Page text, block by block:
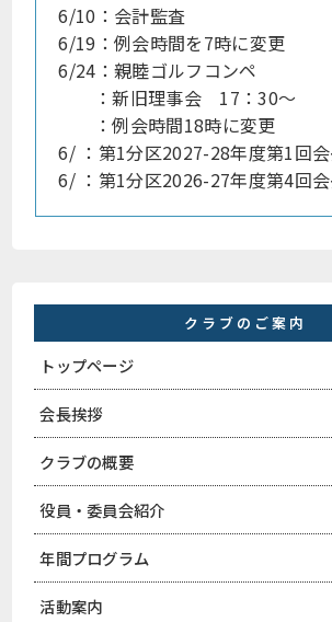
6/10：会計監査
6/19：例会時間を7時に変更
6/24：親睦ゴルフコンペ
：新旧理事会 17：30～
：例会時間18時に変更
6/ ：第1分区2027-28年度第1回
6/ ：第1分区2026-27年度第4回
クラブのご案内
トップページ
会長挨拶
クラブの概要
役員・委員会紹介
年間プログラム
活動案内